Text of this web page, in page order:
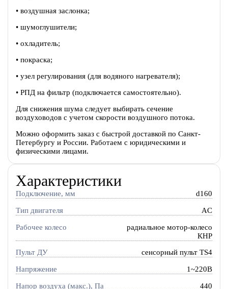
• воздушная заслонка;
• шумоглушители;
• охладитель;
• покраска;
• узел регулирования (для водяного нагревателя);
• РПД на фильтр (подключается самостоятельно).
Для снижения шума следует выбирать сечение
воздуховодов с учетом скорости воздушного потока.
Можно оформить заказ с быстрой доставкой по Санкт-
Петербургу и России. Работаем с юридическими и
физическими лицами.
Характеристики
Подключение, мм d160
Тип двигателя AC
Рабочее колесо
радиальное мотор-колесо
КНР
Пульт ДУ сенсорный пульт TS4
Напряжение 1~220В
Напор воздуха (макс.), Па 440